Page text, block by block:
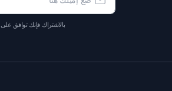
بالاشتراك فإنك توافق على